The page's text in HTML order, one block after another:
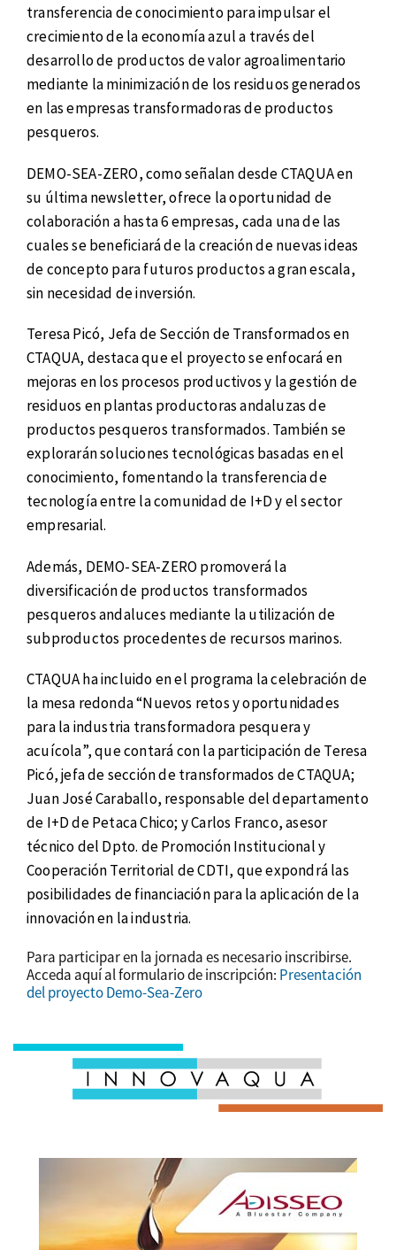
transferencia de conocimiento para impulsar el
crecimiento de la economía azul a través del
desarrollo de productos de valor agroalimentario
mediante la minimización de los residuos generados
en las empresas transformadoras de productos
pesqueros.
DEMO-SEA-ZERO, como señalan desde CTAQUA en
su última newsletter, ofrece la oportunidad de
colaboración a hasta 6 empresas, cada una de las
cuales se beneficiará de la creación de nuevas ideas
de concepto para futuros productos a gran escala,
sin necesidad de inversión.
Teresa Picó, Jefa de Sección de Transformados en
CTAQUA, destaca que el proyecto se enfocará en
mejoras en los procesos productivos y la gestión de
residuos en plantas productoras andaluzas de
productos pesqueros transformados. También se
explorarán soluciones tecnológicas basadas en el
conocimiento, fomentando la transferencia de
tecnología entre la comunidad de I+D y el sector
empresarial.
Además, DEMO-SEA-ZERO promoverá la
diversificación de productos transformados
pesqueros andaluces mediante la utilización de
subproductos procedentes de recursos marinos.
CTAQUA ha incluido en el programa la celebración de
la mesa redonda “Nuevos retos y oportunidades
para la industria transformadora pesquera y
acuícola”, que contará con la participación de Teresa
Picó, jefa de sección de transformados de CTAQUA;
Juan José Caraballo, responsable del departamento
de I+D de Petaca Chico; y Carlos Franco, asesor
técnico del Dpto. de Promoción Institucional y
Cooperación Territorial de CDTI, que expondrá las
posibilidades de financiación para la aplicación de la
innovación en la industria.
Para participar en la jornada es necesario inscribirse.
Acceda aquí al formulario de inscripción: Presentación
del proyecto Demo-Sea-Zero